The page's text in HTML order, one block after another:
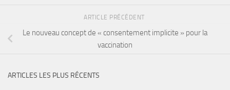
ARTICLE PRÉCÉDENT
Le nouveau concept de « consentement implicite » pour la
vaccination
ARTICLES LES PLUS RÉCENTS